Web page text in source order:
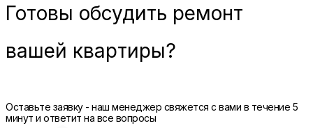
Готовы обсудить ремонт
вашей квартиры?
Оставьте заявку - наш менеджер свяжется с вами в течение 5
минут и ответит на все вопросы